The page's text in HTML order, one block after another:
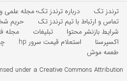
ترندز تک
درباره ترندز تک؛ مجله علمی
تماس و ارتباط با تیم ترندز تک
حریم
شرایط بازنشر محتوا
تبلیغات مجله
اکسپرسنا
استعلام قیمت سرور hp
طعمه موش
under a Creative Commons Attribution